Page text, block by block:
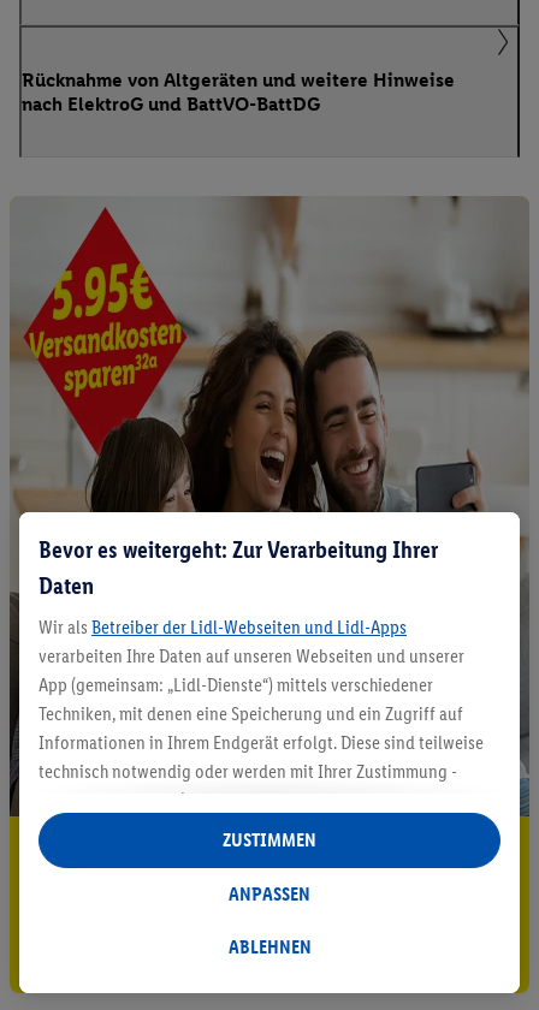
Rücknahme von Altgeräten und weitere Hinweise
nach ElektroG und BattVO-BattDG
5.95 € Versand sparen³²ᵃ
Jetzt zum Newsletter anmelden
Gutschein sichern!
Bevor es weitergeht: Zur Verarbeitung Ihrer
Daten
Wir als Betreiber der Lidl-Webseiten und Lidl-Apps
verarbeiten Ihre Daten auf unseren Webseiten und unserer
App (gemeinsam: „Lidl-Dienste“) mittels verschiedener
Techniken, mit denen eine Speicherung und ein Zugriff auf
Informationen in Ihrem Endgerät erfolgt. Diese sind teilweise
technisch notwendig oder werden mit Ihrer Zustimmung -
auch durch Partner (u.a.
Verantwortliche; im Zusammenhang mit dem IAB TCF
insgesamt
Statistik-Erstellung oder für personalisierte Werbung
Datenverarbeitungen für personalisierte Werbung werden
ABLEHNEN
ANPASSEN
ZUSTIMMEN